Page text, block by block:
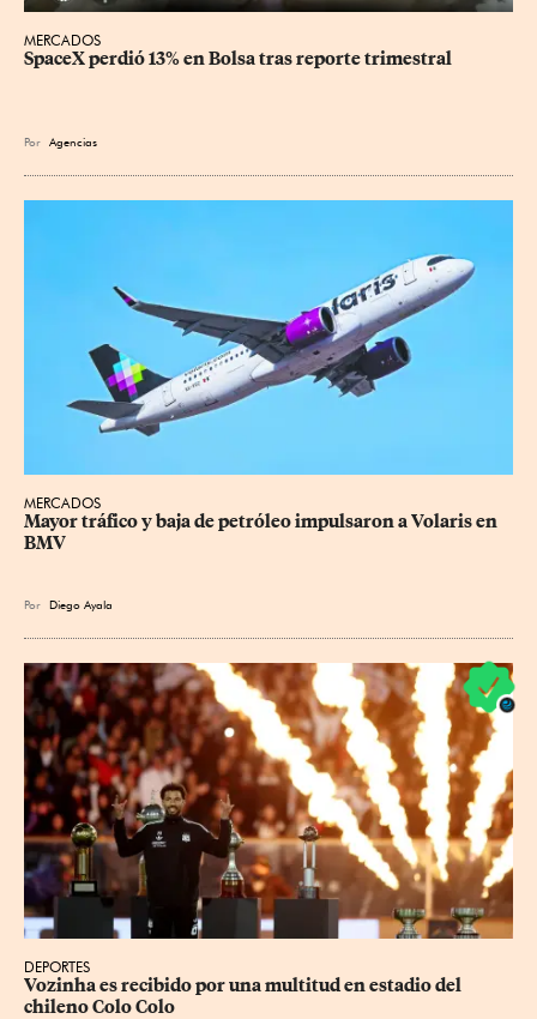
MERCADOS
SpaceX perdió 13% en Bolsa tras reporte trimestral
Por Agencias
MERCADOS
Mayor tráfico y baja de petróleo impulsaron a Volaris en
BMV
Por Diego Ayala
DEPORTES
Vozinha es recibido por una multitud en estadio del
chileno Colo Colo